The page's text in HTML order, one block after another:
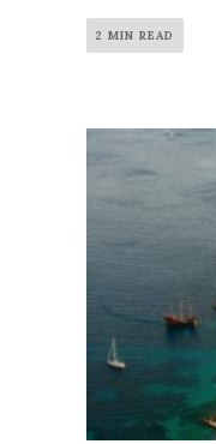
2 MIN READ